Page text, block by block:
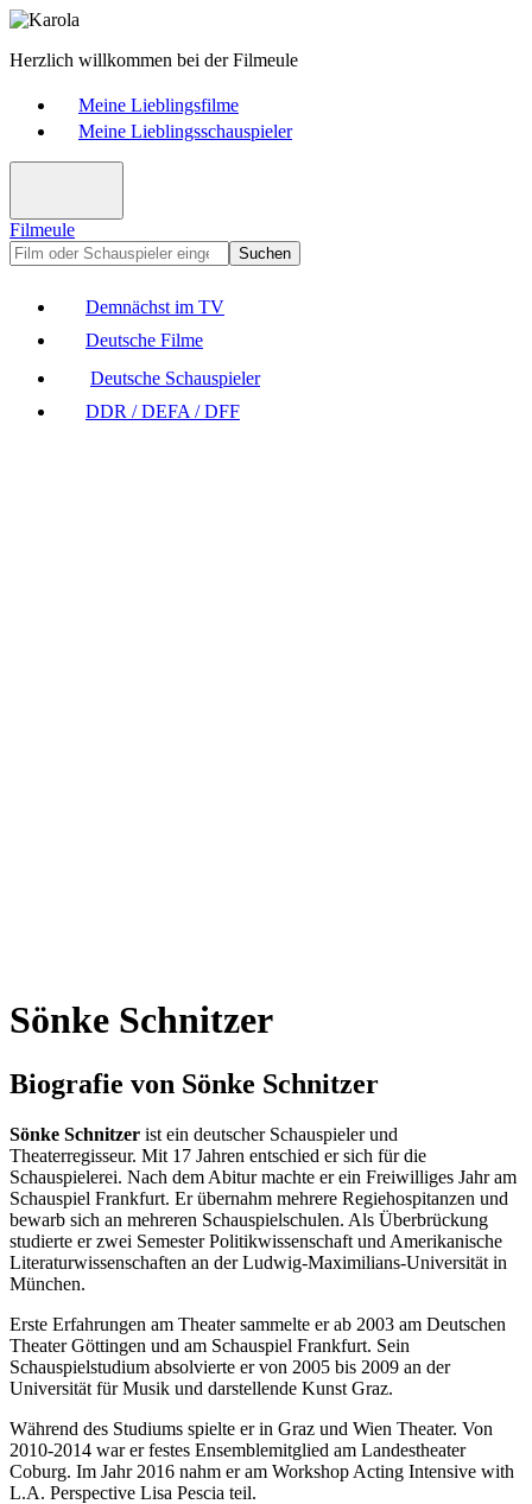
Herzlich willkommen bei der Filmeule
Meine Lieblingsfilme
Meine Lieblingsschauspieler
Filmeule
Suchen
Demnächst im TV
Deutsche Filme
Deutsche Schauspieler
DDR / DEFA / DFF
Sönke Schnitzer
Biografie von Sönke Schnitzer
Sönke Schnitzer ist ein deutscher Schauspieler und
Theaterregisseur. Mit 17 Jahren entschied er sich für die
Schauspielerei. Nach dem Abitur machte er ein Freiwilliges Jahr am
Schauspiel Frankfurt. Er übernahm mehrere Regiehospitanzen und
bewarb sich an mehreren Schauspielschulen. Als Überbrückung
studierte er zwei Semester Politikwissenschaft und Amerikanische
Literaturwissenschaften an der Ludwig-Maximilians-Universität in
München.
Erste Erfahrungen am Theater sammelte er ab 2003 am Deutschen
Theater Göttingen und am Schauspiel Frankfurt. Sein
Schauspielstudium absolvierte er von 2005 bis 2009 an der
Universität für Musik und darstellende Kunst Graz.
Während des Studiums spielte er in Graz und Wien Theater. Von
2010-2014 war er festes Ensemblemitglied am Landestheater
Coburg. Im Jahr 2016 nahm er am Workshop Acting Intensive with
L.A. Perspective Lisa Pescia teil.